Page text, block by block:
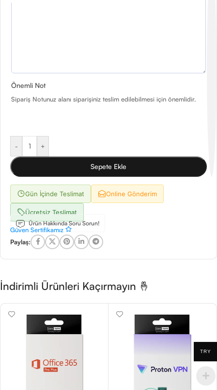
Önemli Not
Sipariş Notunuz alanı siparişiniz teslim edilebilmesi için önemlidir.
- +
Sepete Ekle
Gün İçinde Teslimat Online Gönderim
Ücretsiz Teslimat
Ürün Hakkında Soru Sorun!
Güven Sertifikamız
Paylaş:
İndirimli Ürünleri Kaçırmayın 🤞
TRY